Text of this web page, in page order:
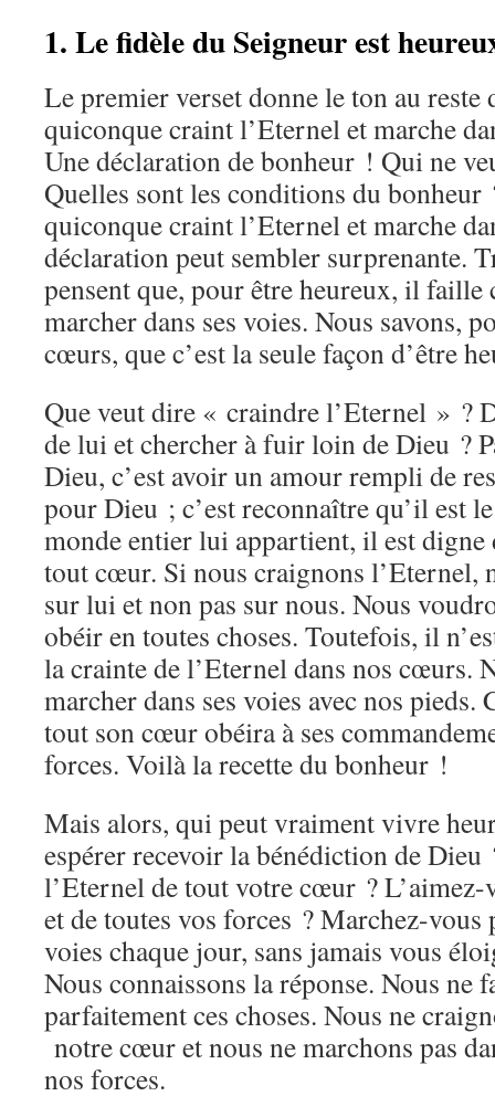
1. Le fidèle du Seigneur est
Le premier verset donne le ton au reste
quiconque craint l’Eternel et marche
Une déclaration de bonheur ! Qui ne
Quelles sont les conditions du
quiconque craint l’Eternel et marche
déclaration peut sembler surprenante.
pensent que, pour être heureux, il faille
marcher dans ses voies. Nous savons,
cœurs, que c’est la seule façon d’être
Que veut dire « craindre l’Eternel » ?
de lui et chercher à fuir loin de Dieu ?
Dieu, c’est avoir un amour rempli de
pour Dieu ; c’est reconnaître qu’il est
monde entier lui appartient, il est digne
tout cœur. Si nous craignons l’Eternel,
sur lui et non pas sur nous. Nous
obéir en toutes choses. Toutefois, il
la crainte de l’Eternel dans nos cœurs.
marcher dans ses voies avec nos
tout son cœur obéira à ses
forces. Voilà la recette du bonheur !
Mais alors, qui peut vraiment vivre
espérer recevoir la bénédiction de
l’Eternel de tout votre cœur ? L’aimez-
et de toutes vos forces ? Marchez-vous
voies chaque jour, sans jamais vous
Nous connaissons la réponse. Nous ne
parfaitement ces choses. Nous ne
notre cœur et nous ne marchons pas
nos forces.